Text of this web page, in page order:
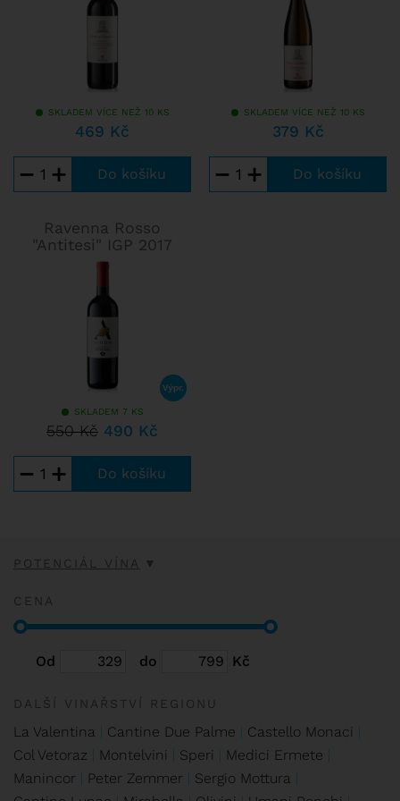
SKLADEM VÍCE NEŽ 10 KS
469 Kč
− +
SKLADEM VÍCE NEŽ 10 KS
379 Kč
− +
Ravenna Rosso
"Antitesi" IGP 2017
SKLADEM 7 KS
550 Kč 490 Kč
− +
POTENCIÁL VÍNA
CENA
Od do Kč
DALŠÍ VINAŘSTVÍ REGIONU
La Valentina Cantine Due Palme
Castello Monaci
Col Vetoraz
Montelvini Speri
Medici Ermete
Manincor
Peter Zemmer
Sergio Mottura